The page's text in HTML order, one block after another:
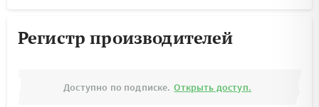
Регистр производителей
Доступно по подписке. Открыть доступ.